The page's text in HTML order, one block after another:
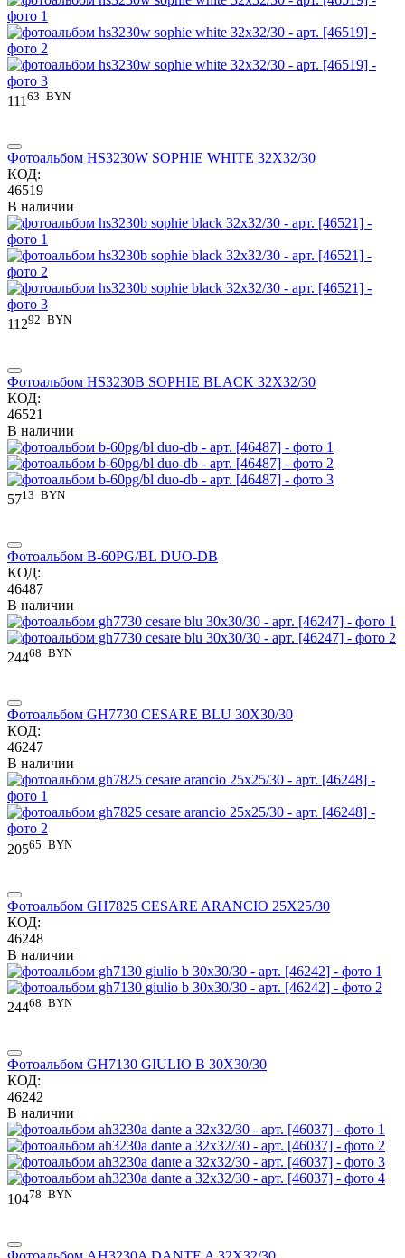
111 63 BYN
Фотоальбом HS3230W SOPHIE WHITE 32X32/30
КОД:
46519
В наличии
11292 BYN
Фотоальбом HS3230B SOPHIE BLACK 32X32/30
КОД:
46521
В наличии
5713 BYN
Фотоальбом B-60PG/BL DUO-DB
КОД:
46487
В наличии
24468 BYN
Фотоальбом GH7730 CESARE BLU 30X30/30
КОД:
46247
В наличии
20565 BYN
Фотоальбом GH7825 CESARE ARANCIO 25X25/30
КОД:
46248
В наличии
24468 BYN
Фотоальбом GH7130 GIULIO B 30X30/30
КОД:
46242
В наличии
10478 BYN